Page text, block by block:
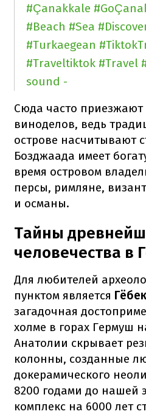
#Çanakkale
#Beach #Sea
#Turkaegean
#Traveltiktok #Travel
sound -
Сюда часто приезжают
виноделов, ведь
острове насчитывают
Бозджаада имеет
время островом
персы, римляне,
и османы.
Тайны
человечества в
Для любителей
пунктом является
загадочная
холме в горах Гермуш
Анатолии скрывает
колонны, созданные
докерамического
8200 годами до нашей
комплекс на 6000 лет